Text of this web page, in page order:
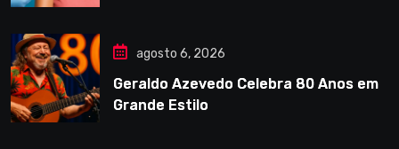
agosto 6, 2026
Geraldo Azevedo Celebra 80 Anos em
Grande Estilo